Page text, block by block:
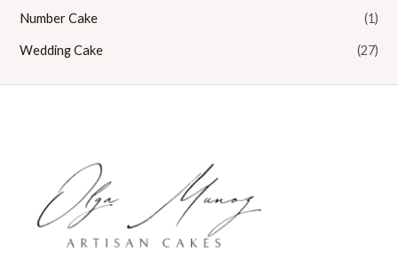
Number Cake (1)
Wedding Cake (27)